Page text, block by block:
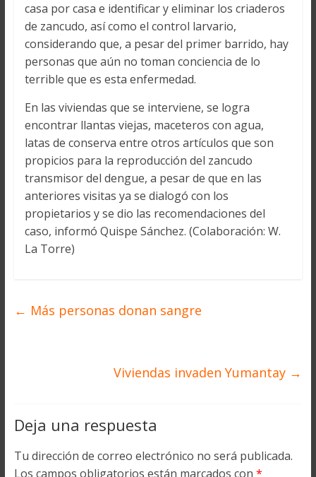
casa por casa e identificar y eliminar los criaderos
de zancudo, así como el control larvario,
considerando que, a pesar del primer barrido, hay
personas que aún no toman conciencia de lo
terrible que es esta enfermedad.
En las viviendas que se interviene, se logra
encontrar llantas viejas, maceteros con agua,
latas de conserva entre otros artículos que son
propicios para la reproducción del zancudo
transmisor del dengue, a pesar de que en las
anteriores visitas ya se dialogó con los
propietarios y se dio las recomendaciones del
caso, informó Quispe Sánchez. (Colaboración: W.
La Torre)
← Más personas donan sangre
Viviendas invaden Yumantay →
Deja una respuesta
Tu dirección de correo electrónico no será publicada.
Los campos obligatorios están marcados con *